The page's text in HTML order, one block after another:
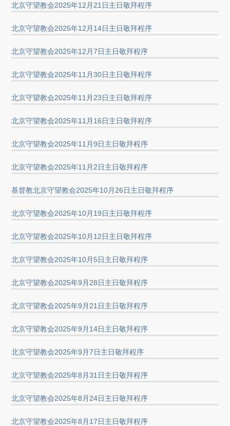
北京守望教会2025年12月21日主日敬拜程序
北京守望教会2025年12月14日主日敬拜程序
北京守望教会2025年12月7日主日敬拜程序
北京守望教会2025年11月30日主日敬拜程序
北京守望教会2025年11月23日主日敬拜程序
北京守望教会2025年11月16日主日敬拜程序
北京守望教会2025年11月9日主日敬拜程序
北京守望教会2025年11月2日主日敬拜程序
基督教北京守望教会2025年10月26日主日敬拜程序
北京守望教会2025年10月19日主日敬拜程序
北京守望教会2025年10月12日主日敬拜程序
北京守望教会2025年10月5日主日敬拜程序
北京守望教会2025年9月28日主日敬拜程序
北京守望教会2025年9月21日主日敬拜程序
北京守望教会2025年9月14日主日敬拜程序
北京守望教会2025年9月7日主日敬拜程序
北京守望教会2025年8月31日主日敬拜程序
北京守望教会2025年8月24日主日敬拜程序
北京守望教会2025年8月17日主日敬拜程序